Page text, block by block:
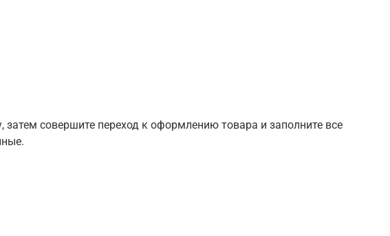
затем совершите переход к оформлению товара и заполните все